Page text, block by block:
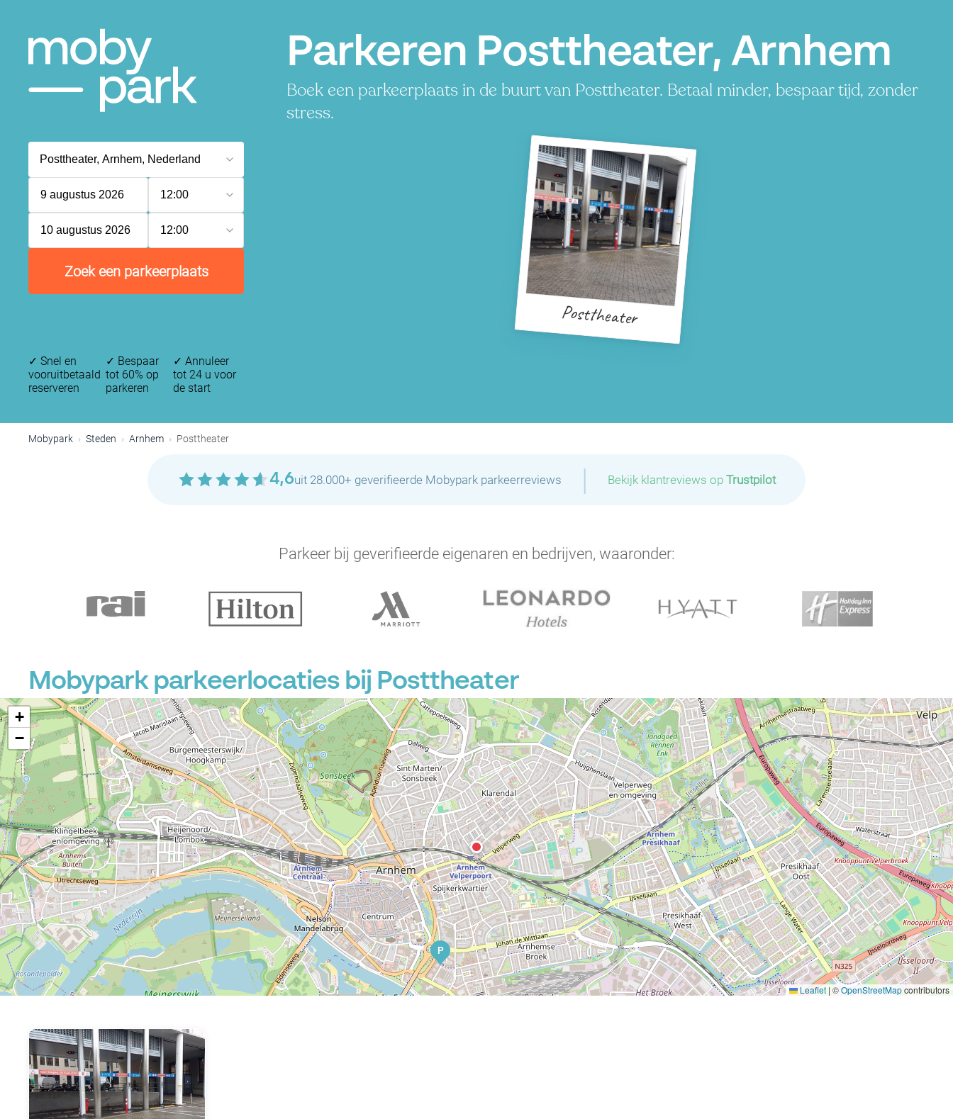
Parkeren Posttheater, Arnhem
Boek een parkeerplaats in de buurt van Posttheater. Betaal minder, bespaar tijd, zonder
stress.
9 augustus 2026 12:00
10 augustus 2026 12:00
Zoek een parkeerplaats
Posttheater
✓ Snel en
vooruitbetaald
reserveren
✓ Bespaar
tot 60% op
parkeren
✓ Annuleer
tot 24 u voor
de start
Mobypark Steden Arnhem Posttheater
4,6uit 28.000+ geverifieerde Mobypark parkeerreviews | Bekijk klantreviews op Trustpilot
Parkeer bij geverifieerde eigenaren en bedrijven, waaronder:
Mobypark parkeerlocaties bij Posttheater
P
+
−
Leaflet | ©OpenStreetMapcontributors